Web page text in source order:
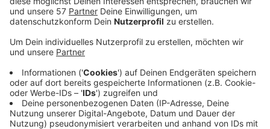
Jahren, warum sie klar gegen den Trend
"Hochzeitstauben" sind und was wirklich hilft, um
erste Anlaufstelle, wenn jemand in Wuppertal
Krankenstation - einem Geschäftsraum an der
Uellendahler Straße - betreuen sie Momentan rund
150 Tauben. Das sind so viele wie noch nie,
deswegen gibt es gerade einen Aufnahmestopp.